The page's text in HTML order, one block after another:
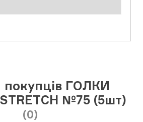
покупців ГОЛКИ
№75 (5шт)
(0)